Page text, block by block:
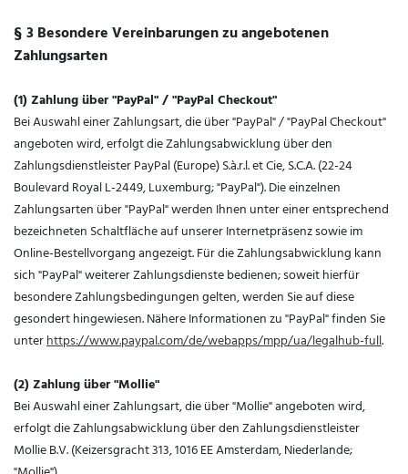
§ 3 Besondere Vereinbarungen zu angebotenen
Zahlungsarten
(1)Zahlung über "PayPal" / "PayPal Checkout"
Bei Auswahl einer Zahlungsart, die über "PayPal" / "PayPal Checkout"
angeboten wird, erfolgt die Zahlungsabwicklung über den
Zahlungsdienstleister PayPal (Europe) S.à.r.l. et Cie, S.C.A. (22-24
Boulevard Royal L-2449, Luxemburg; "PayPal"). Die einzelnen
Zahlungsarten über "PayPal" werden Ihnen unter einer entsprechend
bezeichneten Schaltfläche auf unserer Internetpräsenz sowie im
Online-Bestellvorgang angezeigt. Für die Zahlungsabwicklung kann
sich "PayPal" weiterer Zahlungsdienste bedienen; soweit hierfür
besondere Zahlungsbedingungen gelten, werden Sie auf diese
gesondert hingewiesen. Nähere Informationen zu "PayPal" finden Sie
unterhttps://www.paypal.com/de/webapps/mpp/ua/legalhub-full.
(2) Zahlung über "Mollie"
Bei Auswahl einer Zahlungsart, die über "Mollie" angeboten wird,
erfolgt die Zahlungsabwicklung über den Zahlungsdienstleister
Mollie B.V. (Keizersgracht 313, 1016 EE Amsterdam, Niederlande;